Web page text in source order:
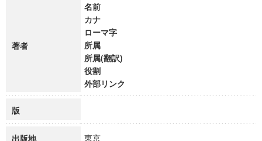
著者
名前
カナ
ローマ字
所属
所属(翻訳)
役割
外部リンク
版
出版地 東京